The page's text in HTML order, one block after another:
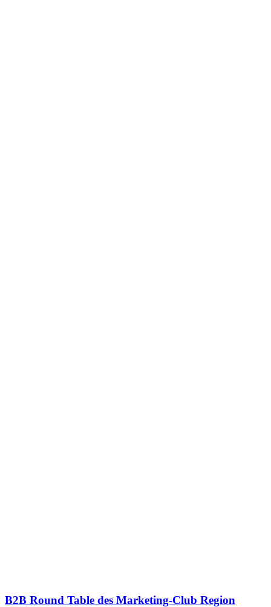
B2B Round Table des Marketing-Club Region